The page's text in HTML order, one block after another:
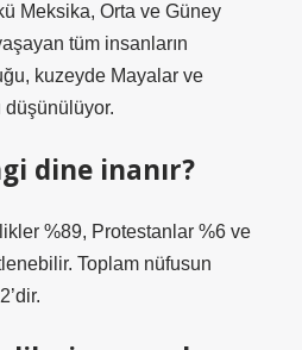
Meksika, Orta ve Güney
tüm insanların
kuzeyde Mayalar ve
dine inanır?
%89, Protestanlar %6 ve
Toplam nüfusun